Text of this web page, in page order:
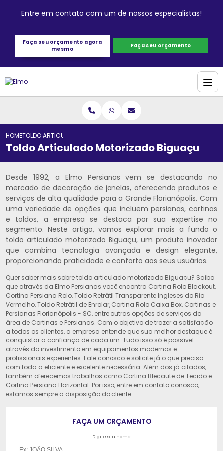
Entre em contato com um de nossos especialistas!
Faça seu orçamento agora
mesmo
Faça seu orçamento
HOMETOLDO ARTICULADO MOTORIZADO BIGUAÇU
Toldo Articulado Motorizado Biguaçu
Desde 1992, a Elmo Persianas vem se destacando no
mercado de decoração de janelas, oferecendo produtos e
serviços de alta qualidade para a Grande Florianópolis. Com
uma variedade de opções que incluem persianas, cortinas
e toldos, a empresa se destaca por sua expertise no
segmento. Neste artigo, vamos explorar mais a fundo o
toldo articulado motorizado Biguaçu, um produto inovador
que combina tecnologia avançada e design elegante,
proporcionando praticidade e conforto aos seus usuários.
Quer saber mais sobre toldo articulado motorizado Biguaçu? Saiba
que através da Elmo Persianas você encontra Cortina Rolo Blackout,
Cortina Persiana Rolo, Toldo Retrátil Transparente Ingleses do Rio
Vermelho, Toldo Retrátil de Enrolar, Cortina Rolo Caixa Box, Cortinas e
Persianas Florianópolis - SC, entre outras opções de serviços da
área de Cortinas e Persianas. Com o objetivo de trazer a satisfação
a todos os clientes, a empresa entende que sua melhor destaque é
conquistar a confiança de cada um. Tudo isso só é possível
através do investimento em equipamentos modernos e
profissionais experientes. Fale conosco e solicite já o que precisa
com toda a eficiente e excelente necessária. Além dos já citados,
também oferecemos trabalhos como Cortina Blecaute de Tecido e
Cortina Persiana Horizontal. Por isso, entre em contato conosco,
estamos sempre a disposição do cliente.
FAÇA UM ORÇAMENTO
Digite seu nome